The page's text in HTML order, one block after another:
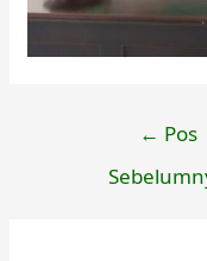
← Pos